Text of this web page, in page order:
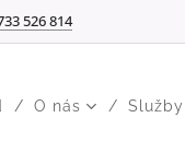
526 814
O nás Služby